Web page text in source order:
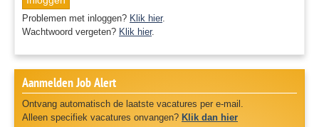
Problemen met inloggen? Klik hier.
Wachtwoord vergeten? Klik hier.
Aanmelden Job Alert
Ontvang automatisch de laatste vacatures per e-mail.
Alleen specifiek vacatures onvangen? Klik dan hier